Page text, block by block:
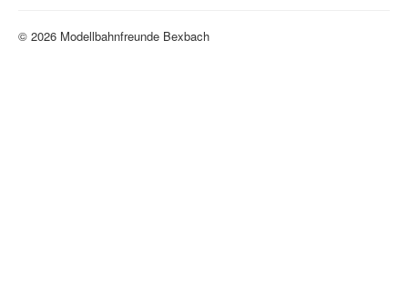
© 2026 Modellbahnfreunde Bexbach